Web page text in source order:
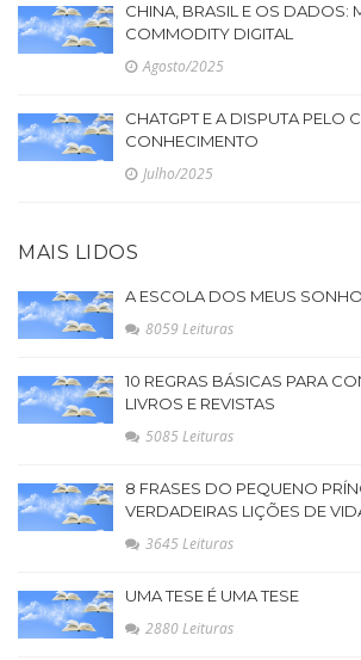
CHINA, BRASIL E OS DADOS:
COMMODITY DIGITAL
Agosto/2025
CHATGPT E A DISPUTA PELO
CONHECIMENTO
Julho/2025
MAIS LIDOS
A ESCOLA DOS MEUS
8059 Leituras
10 REGRAS BÁSICAS PARA
LIVROS E REVISTAS
5085 Leituras
8 FRASES DO PEQUENO
VERDADEIRAS LIÇÕES DE
3645 Leituras
UMA TESE É UMA TESE
2880 Leituras